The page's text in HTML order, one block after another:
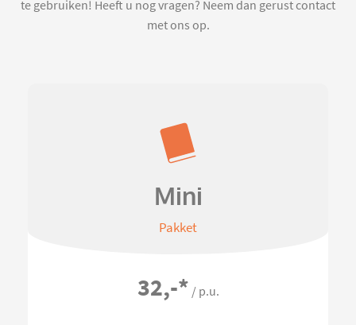
te gebruiken! Heeft u nog vragen? Neem dan gerust contact
met ons op.
Mini
Pakket
32,-* / p.u.